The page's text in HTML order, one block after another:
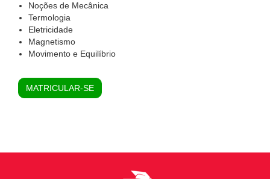
Noções de Mecânica
Termologia
Eletricidade
Magnetismo
Movimento e Equilíbrio
MATRICULAR-SE